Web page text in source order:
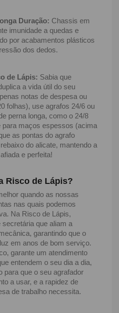
Duração: Chassis em
imunidade a quedas e
por acabamentos plásticos
dos dedos.
de Lápis: Sabia que
a vida útil do seu
notas de despesa ou
folhas), use agrafos 24/6 ou
perna longa, como o 24/8
maços espessos (acima
as pontas do agrafo
do alicate, mantendo a
e perfeita!
Risco de Lápis?
quando as nossas
nas quais podemos
Na Risco de Lápis,
que aliam a
garantindo que o
em anos de bom serviço.
garante um atendimento
entendem o seu dia a dia,
para que o seu agrafador
a usar, e a rapidez de
de trabalho necessita.